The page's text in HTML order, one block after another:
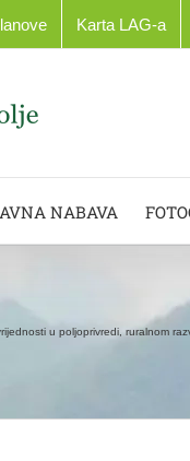
Karta LAG-a
NABAVA
u poljoprivredi, ruralnom